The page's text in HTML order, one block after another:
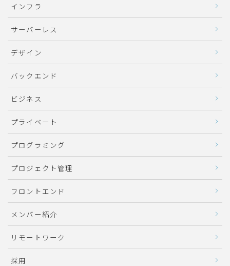
インフラ
サーバーレス
デザイン
バックエンド
ビジネス
プライベート
プログラミング
プロジェクト管理
フロントエンド
メンバー紹介
リモートワーク
採用